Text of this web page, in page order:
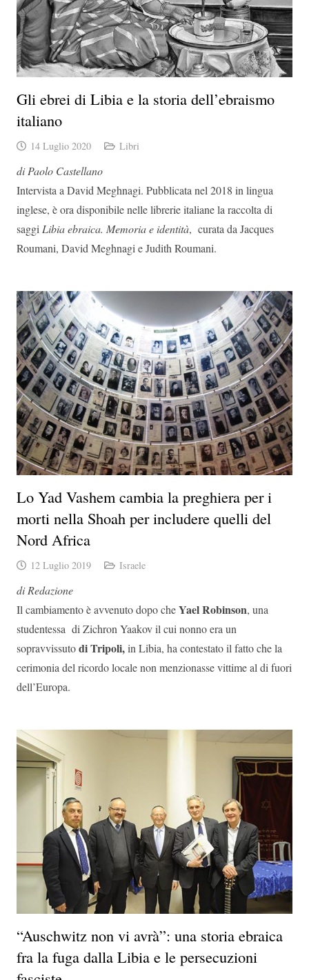
Gli ebrei di Libia e la storia dell’ebraismo
italiano
14 Luglio 2020 Libri
di Paolo Castellano
Intervista a David Meghnagi. Pubblicata nel 2018 in lingua
inglese, è ora disponibile nelle librerie italiane la raccolta di
saggiLibia ebraica. Memoria e identità, curata da Jacques
Roumani, David Meghnagi e Judith Roumani.
Lo Yad Vashem cambia la preghiera per i
morti nella Shoah per includere quelli del
Nord Africa
12 Luglio 2019 Israele
di Redazione
Il cambiamento è avvenuto dopo cheYael Robinson, una
studentessa di Zichron Yaakov il cui nonno era un
sopravvissutodi Tripoli,in Libia, ha contestato il fatto che la
cerimonia del ricordo locale non menzionasse vittime al di fuori
dell’Europa.
“Auschwitz non vi avrà”: una storia ebraica
fra la fuga dalla Libia e le persecuzioni